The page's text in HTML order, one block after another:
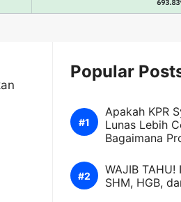
Popular
Apakah KPR
Lunas Lebih
Bagaimana
WAJIB TAHU!
SHM, HGB,